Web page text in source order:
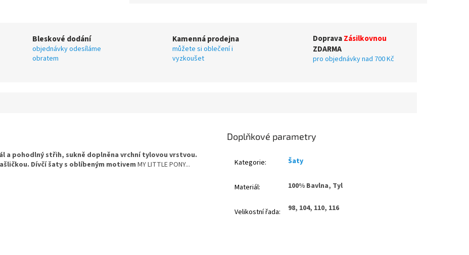
Bleskové dodání
objednávky odesíláme
obratem
Kamenná prodejna
můžete si oblečení i
vyzkoušet
DopravaZásilkovnou
ZDARMA
pro objednávky nad 700 Kč
a pohodlný střih, sukně doplněna vrchní tylovou vrstvou.
Dívčí šaty s oblíbeným motivem MY LITTLE PONY...
Doplňkové parametry
Kategorie: Šaty
Materiál: 100% Bavlna, Tyl
Velikostní řada: 98, 104, 110, 116